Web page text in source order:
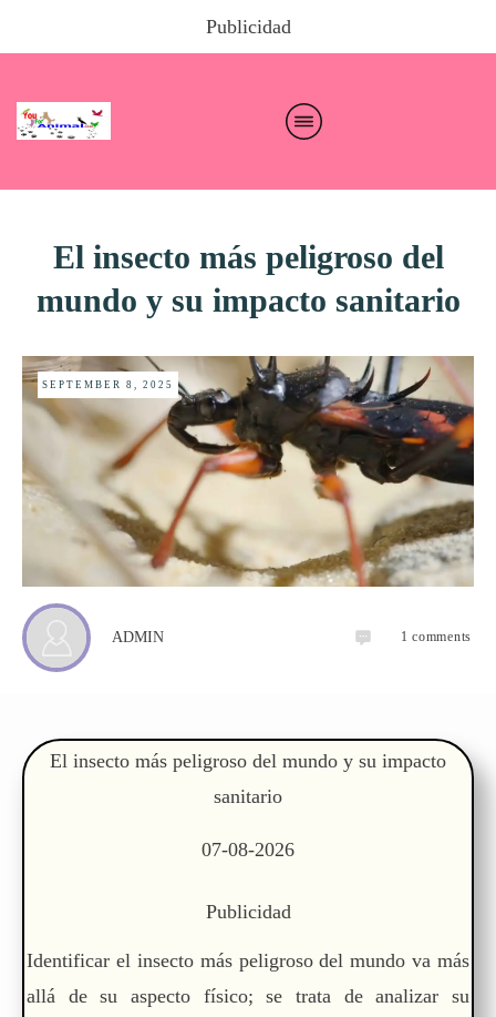
Publicidad
El insecto más peligroso del
mundo y su impacto sanitario
SEPTEMBER 8, 2025
ADMIN 1 comments
El insecto más peligroso del mundo y su impacto
sanitario
07-08-2026
Publicidad
Identificar el insecto más peligroso del mundo va más
allá de su aspecto físico; se trata de analizar su